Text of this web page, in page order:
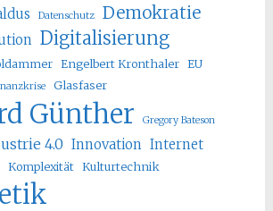
Datenschutz Demokratie
Digitalisierung
Engelbert Kronthaler EU
Glasfaser
Günther Gregory Bateson
4.0 Innovation Internet
Komplexität Kulturtechnik